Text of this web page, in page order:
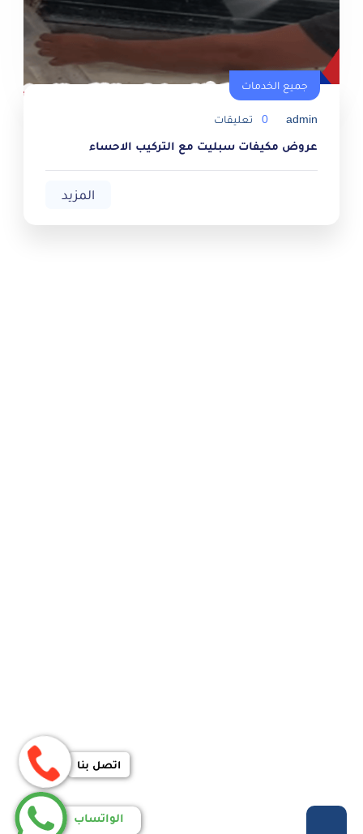
جميع الخدمات
admin
0 تعليقات
عروض مكيفات سبليت مع التركيب الاحساء
المزيد
اتصل بنا
الواتساب